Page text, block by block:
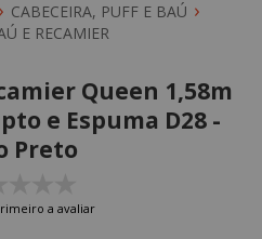
CABECEIRA, PUFF E BAÚ
E RECAMIER
Queen 1,58m
e Espuma D28 -
Preto
a avaliar